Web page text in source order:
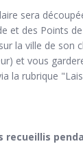
sera
et des Points
la ville de son
et vous
la rubrique
recueillis